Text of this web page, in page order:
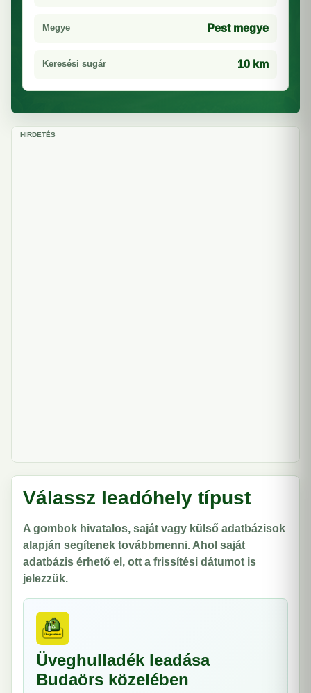
Megye Pest megye
Keresési sugár 10 km
HIRDETÉS
Válassz leadóhely típust
A gombok hivatalos, saját vagy külső adatbázisok
alapján segítenek továbbmenni. Ahol saját
adatbázis érhető el, ott a frissítési dátumot is
jelezzük.
Üveghulladék leadása
Budaörs közelében